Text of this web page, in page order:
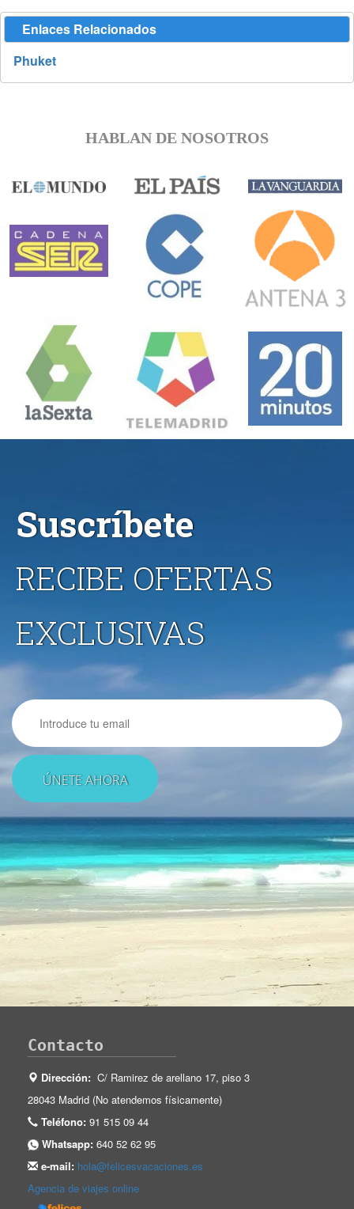
Enlaces Relacionados
Phuket
HABLAN DE NOSOTROS
Suscríbete
RECIBE OFERTAS
EXCLUSIVAS
Email
Contacto
Dirección: C/ Ramirez de arellano 17, piso 3
28043 Madrid (No atendemos físicamente)
Teléfono: 91 515 09 44
Whatsapp: 640 52 62 95
e-mail: hola@felicesvacaciones.es
Agencia de viajes online